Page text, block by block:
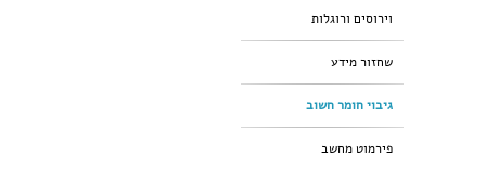
וירוסים ורוגלות
שחזור מידע
גיבוי חומר חשוב
פירמוט מחשב